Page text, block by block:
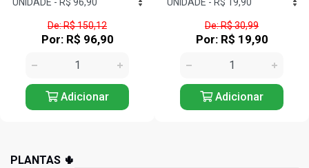
De: R$ 150,12
Por: R$ 96,90
Adicionar
De: R$ 30,99
Por: R$ 19,90
Adicionar
PLANTAS 🌵